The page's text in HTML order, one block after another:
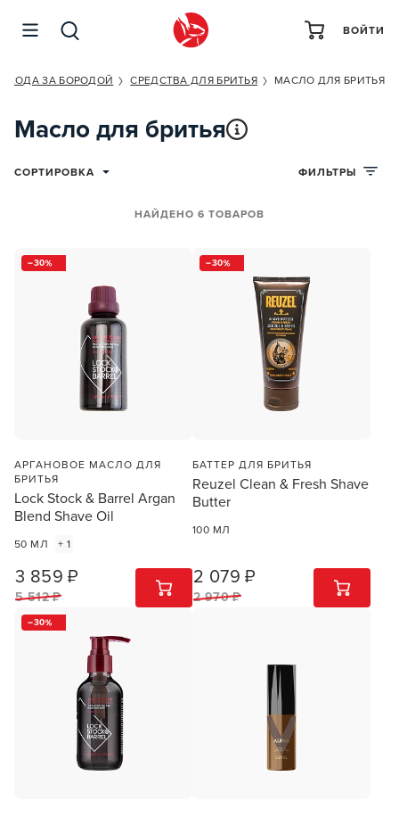
ВОЙТИ
ЗА БОРОДОЙ СРЕДСТВА ДЛЯ БРИТЬЯ МАСЛО ДЛЯ БРИТЬЯ
Масло для бритья
СОРТИРОВКА
НАЙДЕНО 6 ТОВАРОВ
ФИЛЬТРЫ
30
АРГАНОВОЕ МАСЛО ДЛЯ
БРИТЬЯ
Lock Stock & Barrel Argan
Blend Shave Oil
50 МЛ + 1
3 859 ₽
5 512 ₽
1 ШТ
30
БАТТЕР ДЛЯ БРИТЬЯ
Reuzel Clean & Fresh Shave
Butter
100 МЛ
2 079 ₽
2 970 ₽
1 ШТ
30